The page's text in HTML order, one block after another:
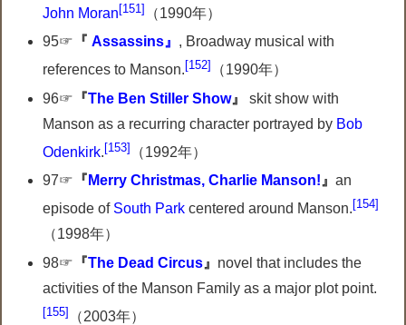
John Moran[151]
（1990年）
95☞ 『Assassins』 , Broadway musical with
references to Manson. [152]
（1990年）
96☞ 『The Ben Stiller Show』
skit show with
Manson as a recurring character portrayed by Bob
Odenkirk.[153]
（1992年）
97☞ 『 Merry Christmas, Charlie Manson! 』an
episode of South Park centered around Manson. [154]
（1998年）
98☞ 『The Dead Circus 』 novel that includes the
activities of the Manson Family as a major plot point.
[155]
（2003年）